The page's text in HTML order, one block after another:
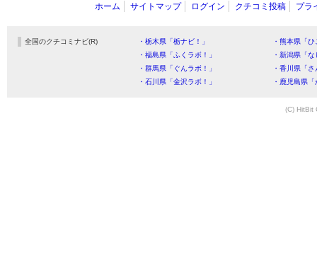
ホーム サイトマップ ログイン クチコミ投稿 プラ
全国のクチコミナビ(R) ・栃木県「栃ナビ！」
・熊本県「
・福島県「ふくラボ！」
・新潟県「
・群馬県「ぐんラボ！」
・香川県「
・石川県「金沢ラボ！」
・鹿児島県
(C) HitBit